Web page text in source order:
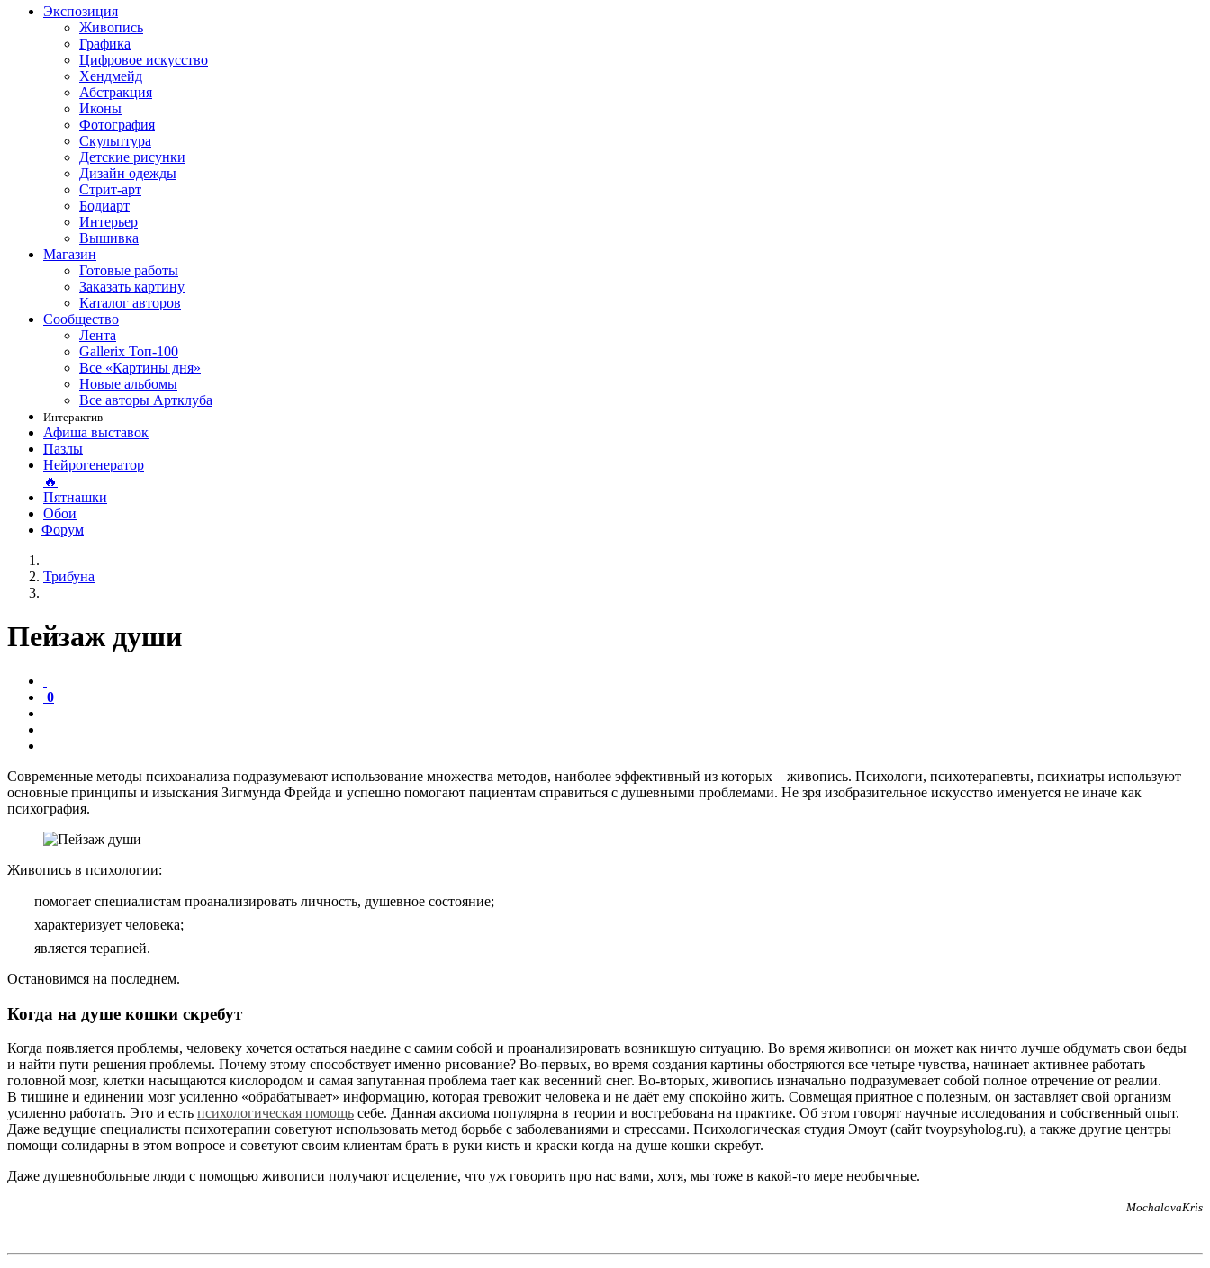
Экспозиция
Живопись
Графика
Цифровое искусство
Хендмейд
Абстракция
Иконы
Фотография
Скульптура
Детские рисунки
Дизайн одежды
Стрит-арт
Бодиарт
Интерьер
Вышивка
Магазин
Готовые работы
Заказать картину
Каталог авторов
Сообщество
Лента
Gallerix Топ-100
Все «Картины дня»
Новые альбомы
Все авторы Артклуба
Интерактив
Афиша выставок
Пазлы
Нейрогенератор
🔥
Пятнашки
Обои
Форум
Трибуна
Пейзаж души
0
Современные методы психоанализа подразумевают использование множества методов, наиболее эффективный из которых – живопись. Психологи, психотерапевты, психиатры используют
основные принципы и изыскания Зигмунда Фрейда и успешно помогают пациентам справиться с душевными проблемами. Не зря изобразительное искусство именуется не иначе как
психография.
Живопись в психологии:
помогает специалистам проанализировать личность, душевное состояние;
характеризует человека;
является терапией.
Остановимся на последнем.
Когда на душе кошки скребут
Когда появляется проблемы, человеку хочется остаться наедине с самим собой и проанализировать возникшую ситуацию. Во время живописи он может как ничто лучше обдумать свои беды
и найти пути решения проблемы. Почему этому способствует именно рисование? Во-первых, во время создания картины обостряются все четыре чувства, начинает активнее работать
головной мозг, клетки насыщаются кислородом и самая запутанная проблема тает как весенний снег. Во-вторых, живопись изначально подразумевает собой полное отречение от реалии.
В тишине и единении мозг усиленно «обрабатывает» информацию, которая тревожит человека и не даёт ему спокойно жить. Совмещая приятное с полезным, он заставляет свой организм
усиленно работать. Это и есть психологическая помощь себе. Данная аксиома популярна в теории и востребована на практике. Об этом говорят научные исследования и собственный опыт.
Даже ведущие специалисты психотерапии советуют использовать метод борьбе с заболеваниями и стрессами. Психологическая студия Эмоут (сайт tvoypsyholog.ru), а также другие центры
помощи солидарны в этом вопросе и советуют своим клиентам брать в руки кисть и краски когда на душе кошки скребут.
Даже душевнобольные люди с помощью живописи получают исцеление, что уж говорить про нас вами, хотя, мы тоже в какой-то мере необычные.
MochalovaKris